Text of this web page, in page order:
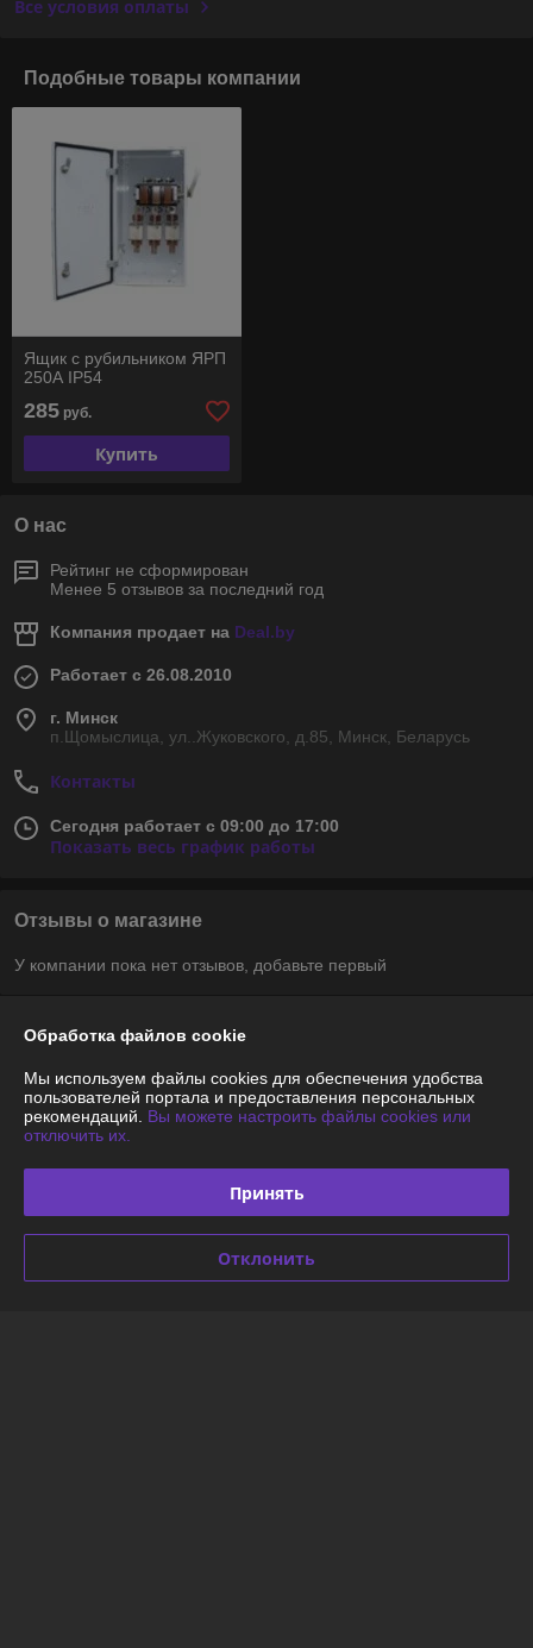
Все условия оплаты
Подобные товары компании
Ящик с рубильником ЯРП
250А IP54
285 руб.
Купить
О нас
Рейтинг не сформирован
Менее 5 отзывов за последний год
Компания продает на Deal.by
Работает с 26.08.2010
г. Минск
п.Щомыслица, ул..Жуковского, д.85, Минск, Беларусь
Контакты
Сегодня работает с 09:00 до 17:00
Показать весь график работы
Отзывы о магазине
У компании пока нет отзывов, добавьте первый
О нас
Контакты
Доставка и оплата
Обработка файлов cookie
Мы используем файлы cookies для обеспечения удобства
пользователей портала и предоставления персональных
рекомендаций. Вы можете настроить файлы cookies или
отключить их.
Принять
Отклонить